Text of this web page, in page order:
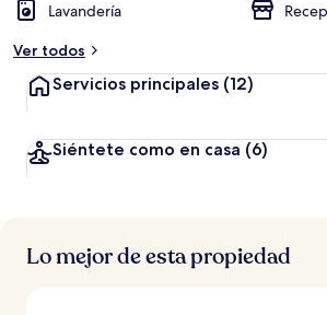
Lavandería
Ver todos
Servicios principales (12)
Siéntete como en casa (6)
Lo mejor de esta propiedad